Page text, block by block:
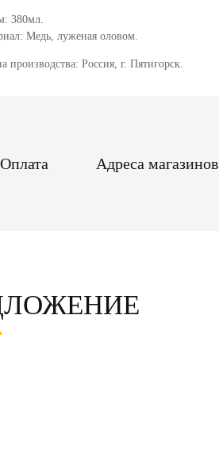
380мл.
Медь, луженая оловом.
производства: Россия, г. Пятигорск.
Оплата Адреса магазинов